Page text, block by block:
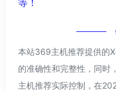
本站369主机推荐提供的
的准确性和完整性，同时
主机推荐实际控制，在